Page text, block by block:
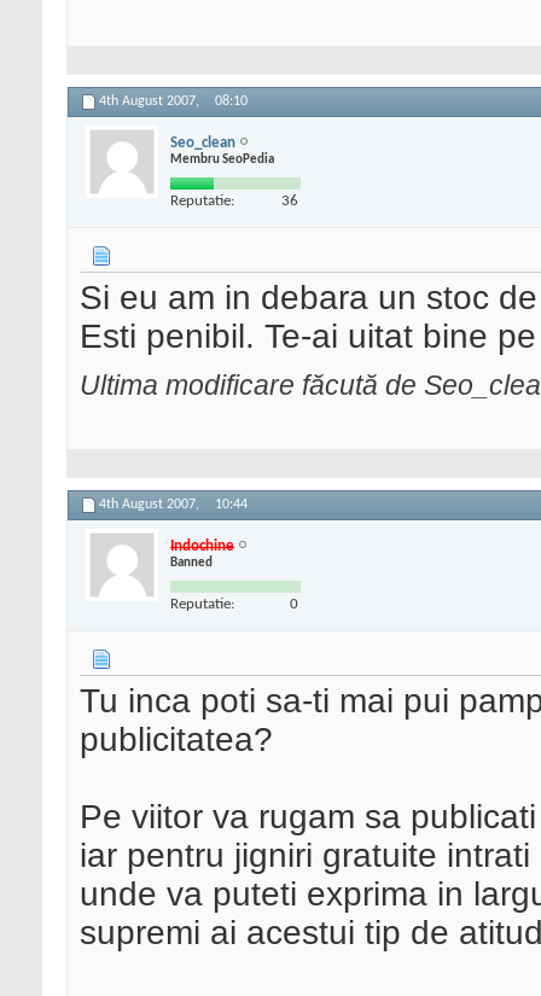
4th August 2007, 08:10
Seo_clean
Membru SeoPedia
Reputatie: 36
Si eu am in debara un stoc
Esti penibil. Te-ai uitat bine
Ultima modificare făcută de
4th August 2007, 10:44
Indochine
Banned
Reputatie: 0
Tu inca poti sa-ti mai pui
publicitatea?
Pe viitor va rugam sa
iar pentru jigniri gratuite
unde va puteti exprima in
supremi ai acestui tip de